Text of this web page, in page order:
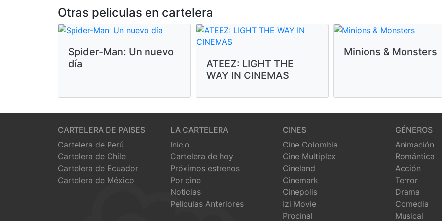
Otras peliculas en cartelera
Spider-Man: Un nuevo
día
ATEEZ: LIGHT THE
WAY IN CINEMAS
Minions & Monsters
CARTELERA DE PAISES
Cartelera de Perú
Cartelera de Chile
Cartelera de Ecuador
Cartelera de México
LA CARTELERA
Inicio
Cartelera de hoy
Próximos estrenos
Por cine
Noticias
Peliculas Anteriores
CINES
Cine Colombia
Cine Multiplex
Cineland
Cinemark
Cinepolis
Izi Movie
Procinal
GÉNEROS
Animación
Romántica
Acción
Terror
Drama
Comedia
Musical